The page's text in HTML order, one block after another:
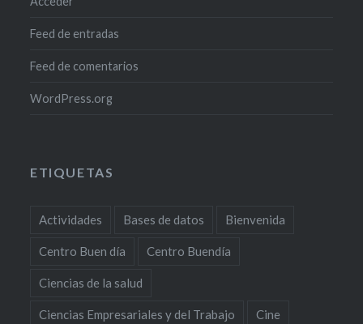
Feed de entradas
Feed de comentarios
WordPress.org
ETIQUETAS
Actividades Bases de datos Bienvenida
Centro Buen día Centro Buendía
Ciencias de la salud
Ciencias Empresariales y del Trabajo Cine